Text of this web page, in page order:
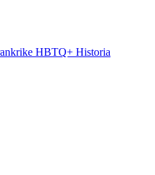
HBTQ+ Historia